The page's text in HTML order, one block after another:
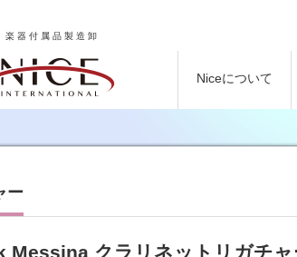
楽器付属品製造卸
Niceについて
ー
Messina クラリネットリガチ